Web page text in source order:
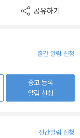
공유하기
출간 알림 신청
중고 등록
알림 신청
신간알림 신청